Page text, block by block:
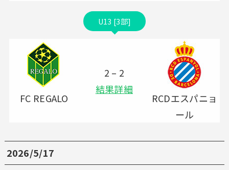
U13 [3部]
FC REGALO
2 – 2
結果詳細
RCDエスパニョ
ール
2026/5/17